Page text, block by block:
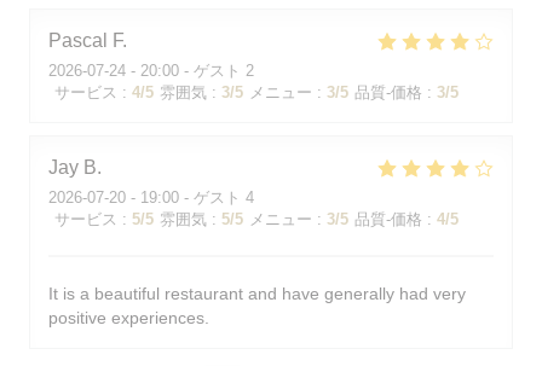
Pascal F
2026-07-24 - 20:00 - ゲスト 2
サービス : 4/5 雰囲気 : 3/5 メニュー : 3/5 品質-価格 : 3/5
Jay B
2026-07-20 - 19:00 - ゲスト 4
サービス : 5/5 雰囲気 : 5/5 メニュー : 3/5 品質-価格 : 4/5
It is a beautiful restaurant and have generally had very
positive experiences.